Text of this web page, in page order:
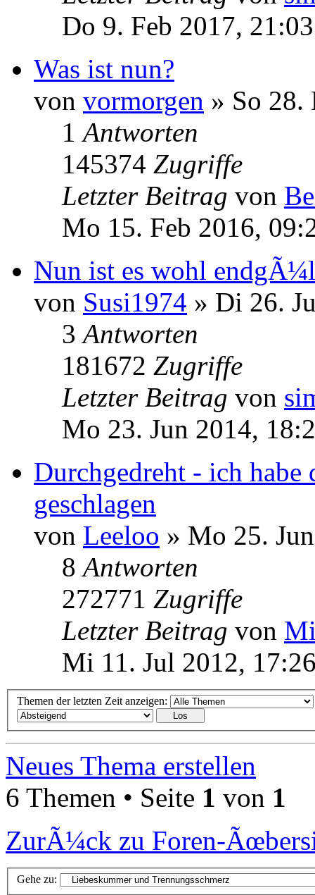
Do 9. Feb 2017, 21:03
Was ist nun?
von vormorgen » So 28.
1Antworten
145374 Zugriffe
Letzter Beitrag von
Mo 15. Feb 2016,
Nun ist es wohl
von Susi1974 » Di 26.
3Antworten
181672 Zugriffe
Letzter Beitrag von
Mo 23. Jun 2014,
Durchgedreht - ich habe
geschlagen
von Leeloo » Mo 25.
8Antworten
272771 Zugriffe
Letzter Beitrag von
Mi 11. Jul 2012,
Themen der letzten Zeit anzeigen:
Neues Thema erstellen
6 Themen • Seite 1 von 1
ZurÃ¼ck zu Foren-
Gehe zu: